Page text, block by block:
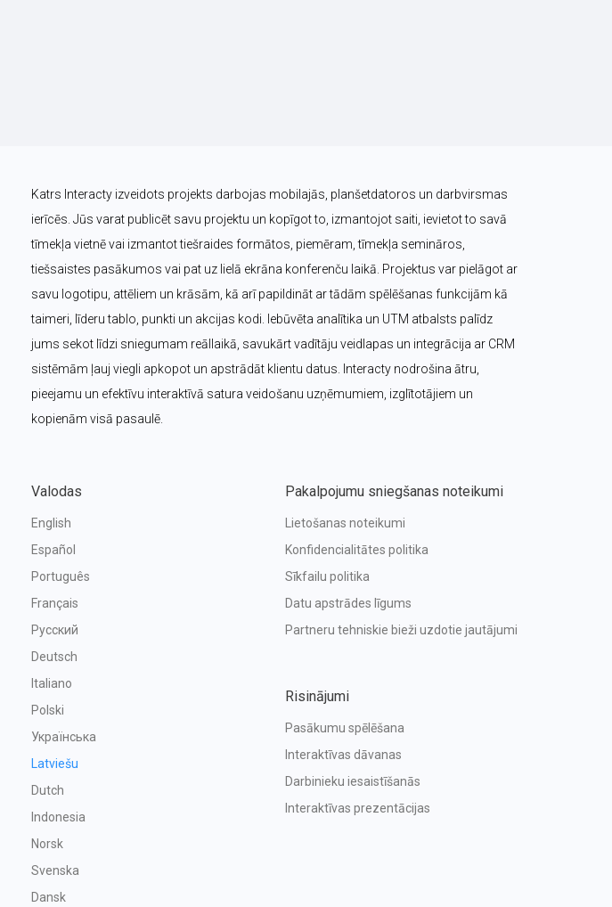
Katrs Interacty izveidots projekts darbojas mobilajās, planšetdatoros un darbvirsmas
ierīcēs. Jūs varat publicēt savu projektu un kopīgot to, izmantojot saiti, ievietot to savā
tīmekļa vietnē vai izmantot tiešraides formātos, piemēram, tīmekļa semināros,
tiešsaistes pasākumos vai pat uz lielā ekrāna konferenču laikā. Projektus var pielāgot ar
savu logotipu, attēliem un krāsām, kā arī papildināt ar tādām spēlēšanas funkcijām kā
taimeri, līderu tablo, punkti un akcijas kodi. Iebūvēta analītika un UTM atbalsts palīdz
jums sekot līdzi sniegumam reāllaikā, savukārt vadītāju veidlapas un integrācija ar CRM
sistēmām ļauj viegli apkopot un apstrādāt klientu datus. Interacty nodrošina ātru,
pieejamu un efektīvu interaktīvā satura veidošanu uzņēmumiem, izglītotājiem un
kopienām visā pasaulē.
Valodas
English
Español
Português
Français
Русский
Deutsch
Italiano
Polski
Українська
Latviešu
Dutch
Indonesia
Norsk
Svenska
Dansk
Pakalpojumu sniegšanas noteikumi
Lietošanas noteikumi
Konfidencialitātes politika
Sīkfailu politika
Datu apstrādes līgums
Partneru tehniskie bieži uzdotie jautājumi
Risinājumi
Pasākumu spēlēšana
Interaktīvas dāvanas
Darbinieku iesaistīšanās
Interaktīvas prezentācijas